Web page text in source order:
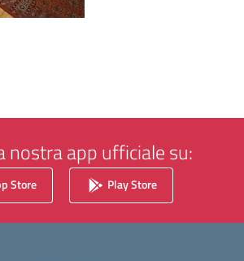
nostra app ufficiale su:
Store Play Store